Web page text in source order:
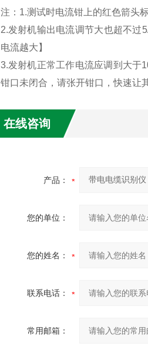
注：1.测试时电流钳上的红色箭头
2.发射机输出电流调节大也超不过
电流越大】
3.发射机正常工作电流应调到大于
钳口未闭合，请张开钳口，快速让
在线咨询
产品：
您的单位：
您的姓名：
联系电话：
常用邮箱：